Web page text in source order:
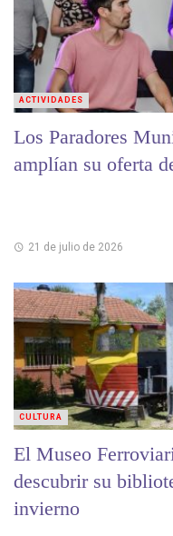
Los Paradores
amplían su oferta
21 de julio de 2026
ACTIVIDADES
El Museo
descubrir su
invierno
CULTURA